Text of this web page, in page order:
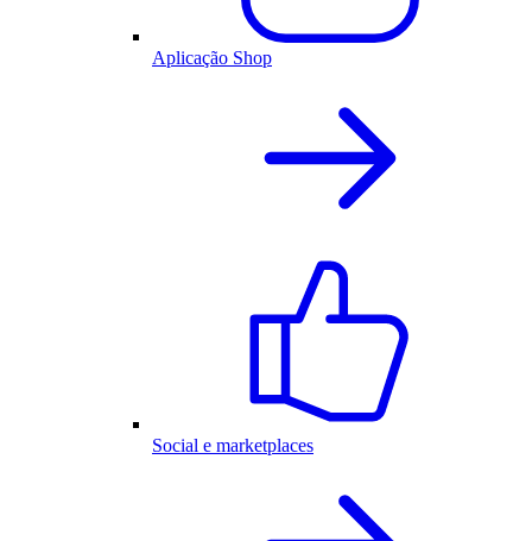
Aplicação Shop
Social e marketplaces